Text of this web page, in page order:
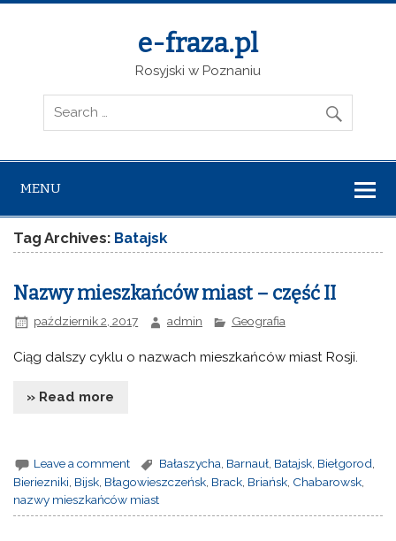
e-fraza.pl
Rosyjski w Poznaniu
MENU
Tag Archives: Batajsk
Nazwy mieszkańców miast – część II
październik 2, 2017 admin Geografia
Ciąg dalszy cyklu o nazwach mieszkańców miast Rosji.
» Read more
Leave a comment Bałaszycha Barnauł Batajsk Biełgorod
Bieriezniki, Bijsk, Błagowieszczeńsk, Brack, Briańsk, Chabarowsk,
nazwy mieszkańców miast